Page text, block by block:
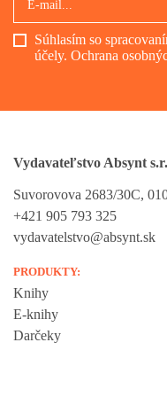
Súhlasím so
účely. Ochrana
Vydavateľstvo Absynt
Suvorovova 2683/30C,
+421 905 793 325
vydavatelstvo@absynt.sk
PRODUKTY:
Knihy
E-knihy
Darčeky